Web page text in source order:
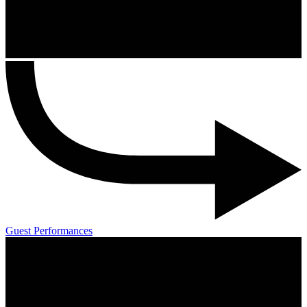
Guest Performances